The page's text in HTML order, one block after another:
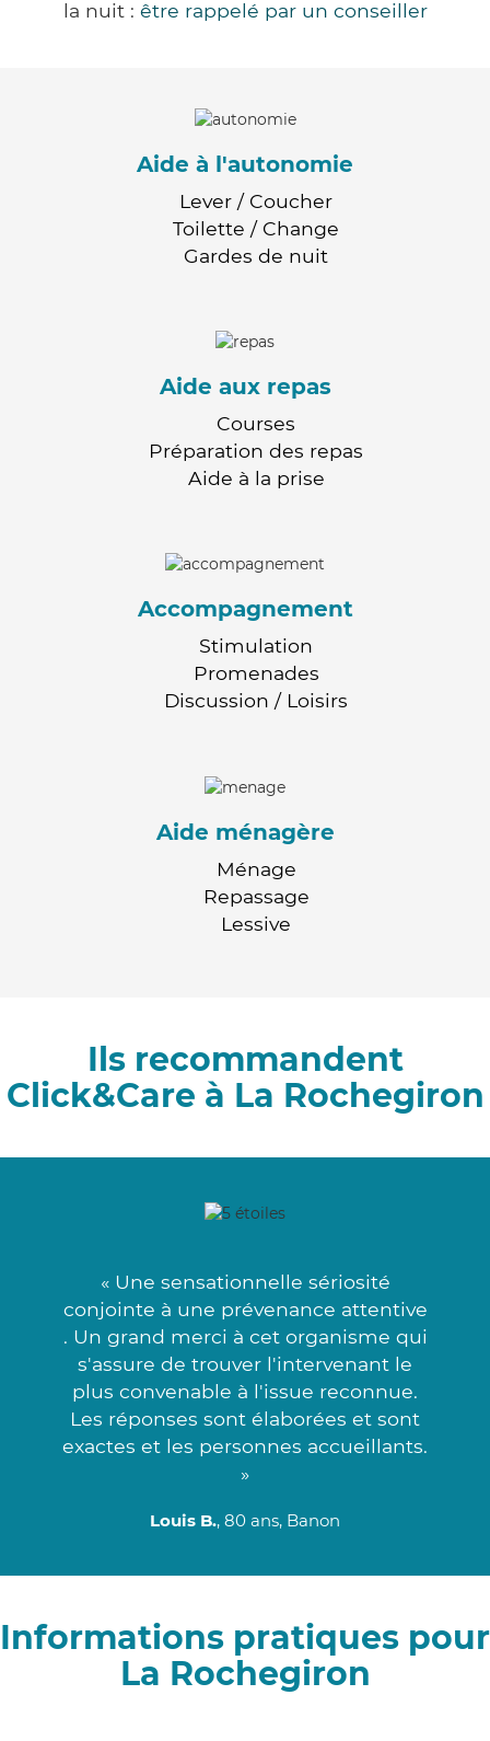
la nuit : être rappelé par un conseiller
Aide à l'autonomie
Lever / Coucher
Toilette / Change
Gardes de nuit
Aide aux repas
Courses
Préparation des repas
Aide à la prise
Accompagnement
Stimulation
Promenades
Discussion / Loisirs
Aide ménagère
Ménage
Repassage
Lessive
Ils recommandent
Click&Care à La Rochegiron
« Une sensationnelle sériosité
conjointe à une prévenance attentive
. Un grand merci à cet organisme qui
s'assure de trouver l'intervenant le
plus convenable à l'issue reconnue.
Les réponses sont élaborées et sont
exactes et les personnes accueillants.
»
Louis B., 80 ans, Banon
Informations pratiques pour
La Rochegiron